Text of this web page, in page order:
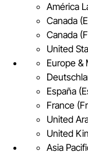
América
Canada
Canada
United
Europe &
España
France
United
United
Asia